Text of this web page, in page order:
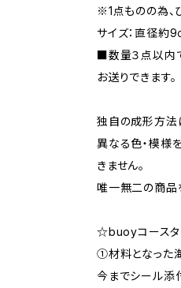
※1点ものの為、
サイズ：直径約9
■数量３点以内
お送りできます。
独自の成形方法
異なる色・模様
きません。
唯一無二の商品
☆buoyコース
①材料となった
今までシール添